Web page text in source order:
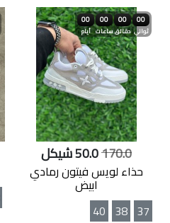
00
أيام
00
ساعات
00
دقائق
00
ثواني
170.0
حذاء لويس فيتون رمادي
ابيض
37
38
40